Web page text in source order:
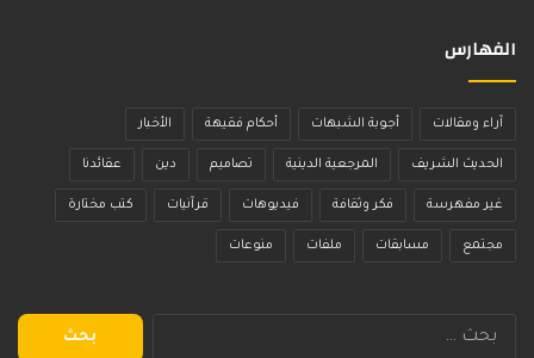
الفهارس
آراء ومقالات أجوبة الشبهات أحكام فقيهة الأخبار
الحديث الشريف المرجعية الدينية تصاميم دين عقائدنا
غير مفهرسة فكر وثقافة فيديوهات قرآنيات كتب مختارة
مجتمع مسابقات ملفات منوعات
البحث